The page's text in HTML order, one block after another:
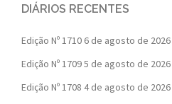
DIÁRIOS RECENTES
Edição Nº 1710 6 de agosto de 2026
Edição Nº 17095 de agosto de 2026
Edição Nº 1708 4 de agosto de 2026